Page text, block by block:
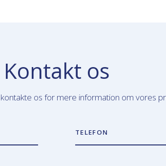
Kontakt os
os for mere information om vores
TELEFON